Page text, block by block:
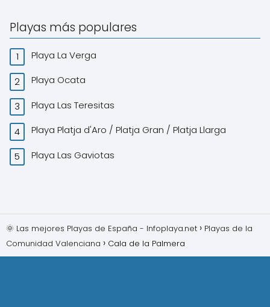
Playas más populares
Playa La Verga
Playa Ocata
Playa Las Teresitas
Playa Platja d'Aro / Platja Gran / Platja Llarga
Playa Las Gaviotas
🌞 Las mejores Playas de España - Infoplaya.net
Playas de la
Comunidad Valenciana
Cala de la Palmera